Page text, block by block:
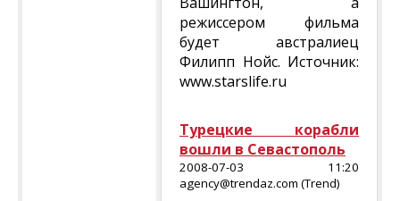
режиссером фильма
будет австралиец
Филипп Нойс. Источник:
www.starslife.ru
Турецкие корабли
вошли в Севастополь
2008-07-03 11:20
agency@trendaz.com (Trend)